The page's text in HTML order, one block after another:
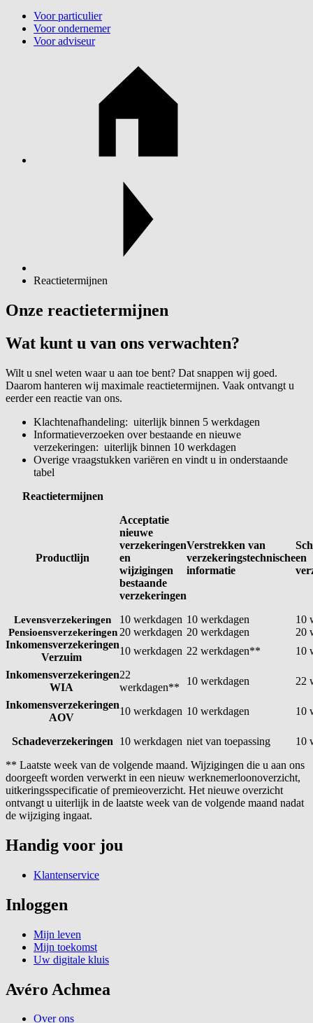
Voor particulier
Voor ondernemer
Voor adviseur
Reactietermijnen
Onze reactietermijnen
Wat kunt u van ons verwachten?
Wilt u snel weten waar u aan toe bent? Dat snappen wij goed.
Daarom hanteren wij maximale reactietermijnen. Vaak ontvangt u
eerder een reactie van ons.
Klachtenafhandeling: uiterlijk binnen 5 werkdagen
Informatieverzoeken over bestaande en nieuwe
verzekeringen: uiterlijk binnen 10 werkdagen
Overige vraagstukken variëren en vindt u in onderstaande
tabel
Reactietermijnen
Productlijn
Acceptatie
nieuwe
verzekeringen
en
wijzigingen
bestaande
verzekeringen
Verstrekken van
verzekeringstechnische
informatie
en
Levensverzekeringen 10 werkdagen 10 werkdagen 10
Pensioensverzekeringen 20 werkdagen 20 werkdagen
20
Inkomensverzekeringen
Verzuim
10 werkdagen 22 werkdagen**
10
Inkomensverzekeringen
WIA
22
werkdagen**
10 werkdagen
22
Inkomensverzekeringen
AOV
10 werkdagen 10 werkdagen 10
Schadeverzekeringen 10 werkdagen niet van toepassing
10
** Laatste week van de volgende maand. Wijzigingen die u aan ons
doorgeeft worden verwerkt in een nieuw werknemerloonoverzicht,
uitkeringsspecificatie of premieoverzicht. Het nieuwe overzicht
ontvangt u uiterlijk in de laatste week van de volgende maand nadat
de wijziging ingaat.
Handig voor jou
Klantenservice
Inloggen
Mijn leven
Mijn toekomst
Uw digitale kluis
Avéro Achmea
Over ons